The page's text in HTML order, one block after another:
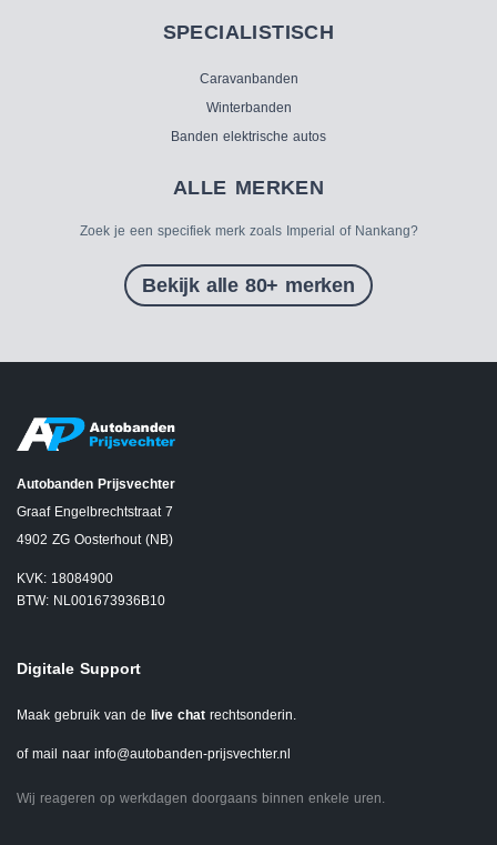
SPECIALISTISCH
Caravanbanden
Winterbanden
Banden elektrische autos
ALLE MERKEN
Zoek je een specifiek merk zoals Imperial of Nankang?
Bekijk alle 80+ merken
Autobanden Prijsvechter
Graaf Engelbrechtstraat 7
4902 ZG Oosterhout (NB)
KVK: 18084900
BTW: NL001673936B10
Digitale Support
Maak gebruik van de live chat rechtsonderin.
of mail naar info@autobanden-prijsvechter.nl
Wij reageren op werkdagen doorgaans binnen enkele uren.